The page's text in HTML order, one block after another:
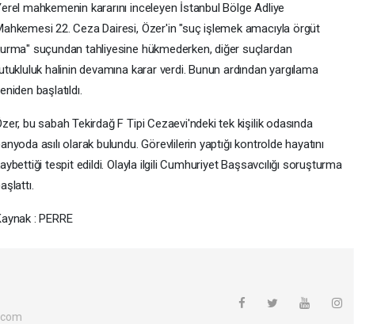
mahkemenin kararını inceleyen İstanbul Bölge Adliye
22. Ceza Dairesi, Özer'in "suç işlemek amacıyla örgüt
suçundan tahliyesine hükmederken, diğer suçlardan
halinin devamına karar verdi. Bunun ardından yargılama
başlatıldı.
bu sabah Tekirdağ F Tipi Cezaevi'ndeki tek kişilik odasında
asılı olarak bulundu. Görevlilerin yaptığı kontrolde hayatını
tespit edildi. Olayla ilgili Cumhuriyet Başsavcılığı soruşturma
: PERRE